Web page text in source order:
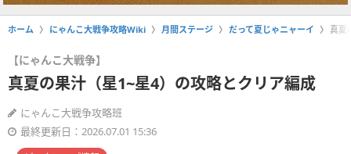
ホーム にゃんこ大戦争攻略Wiki 月間ステージ だって夏じゃニャーイ 真夏
【にゃんこ大戦争】
真夏の果汁（星1~星4）の攻略とクリア編成
にゃんこ大戦争攻略班
最終更新日：2026.07.01 15:36